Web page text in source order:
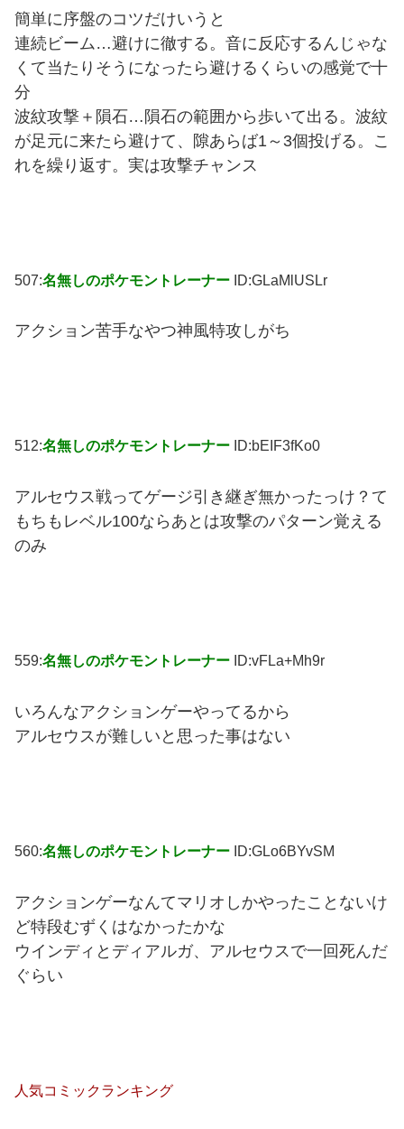
簡単に序盤のコツだけいうと
連続ビーム…避けに徹する。音に反応するんじゃな
くて当たりそうになったら避けるくらいの感覚で十
分
波紋攻撃＋隕石…隕石の範囲から歩いて出る。波紋
が足元に来たら避けて、隙あらば1～3個投げる。こ
れを繰り返す。実は攻撃チャンス
507:名無しのポケモントレーナー ID:GLaMlUSLr
アクション苦手なやつ神風特攻しがち
512:名無しのポケモントレーナー ID:bEIF3fKo0
アルセウス戦ってゲージ引き継ぎ無かったっけ？て
もちもレベル100ならあとは攻撃のパターン覚える
のみ
559:名無しのポケモントレーナー ID:vFLa+Mh9r
いろんなアクションゲーやってるから
アルセウスが難しいと思った事はない
560:名無しのポケモントレーナー ID:GLo6BYvSM
アクションゲーなんてマリオしかやったことないけ
ど特段むずくはなかったかな
ウインディとディアルガ、アルセウスで一回死んだ
ぐらい
人気コミックランキング